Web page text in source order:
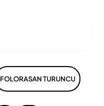
FOLORASAN TURUNCU